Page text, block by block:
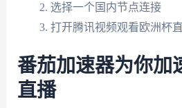
选择一个国内节点连接
打开腾讯视频观看欧洲杯
番茄加速器为你加
直播